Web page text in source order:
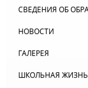
СВЕДЕНИЯ ОБ
НОВОСТИ
ГАЛЕРЕЯ
ШКОЛЬНАЯ ЖИЗНЬ